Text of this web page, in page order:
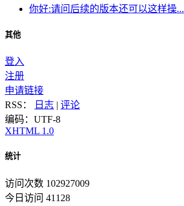
你好:请问后续的版本还可以这样操...
其他
登入
注册
申请链接
RSS：
日志 | 评论
编码：UTF-8
XHTML 1.0
统计
访问次数 102927009
今日访问 41128